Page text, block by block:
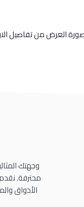
العرض من تفاصيل
وجهتك
محترفة.
الأذواق